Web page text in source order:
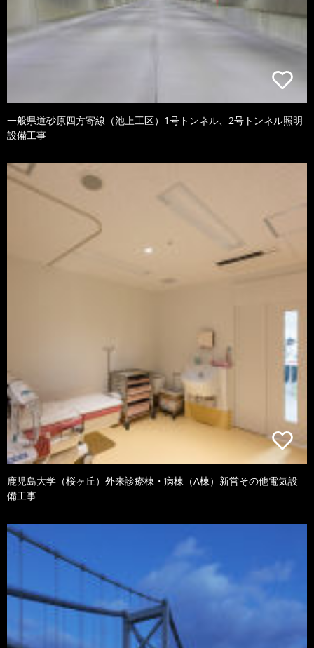
一般県道砂原四方寄線（池上工区）1号トンネル、2号トンネル照明
設備工事
鹿児島大学（桜ヶ丘）外来診療棟・病棟（A棟）新営その他電気設
備工事